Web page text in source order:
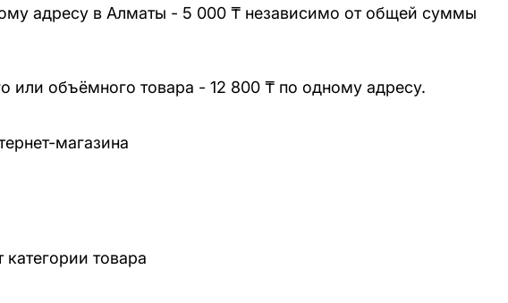
адресу в Алматы - 5 000 ₸ независимо от общей суммы
или объёмного товара - 12 800 ₸ по одному адресу.
магазина
товара